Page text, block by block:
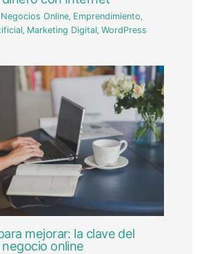
Negocios Online Emprendimiento
Marketing Digital ,WordPress
mejorar: la clave del
online